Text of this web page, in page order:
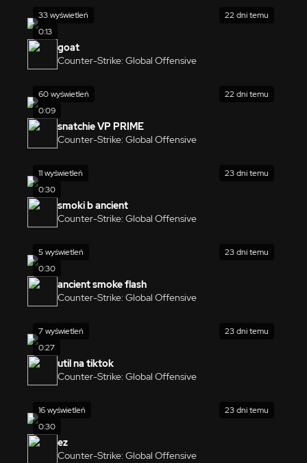
0:13
33 wyświetleń 22 dni temu
goat
Counter-Strike: Global Offensive
0:09
60 wyświetleń 22 dni temu
snatchie VP PRIME
Counter-Strike: Global Offensive
0:30
11 wyświetleń 23 dni temu
smoki b ancient
Counter-Strike: Global Offensive
0:30
5 wyświetleń 23 dni temu
ancient smoke flash
Counter-Strike: Global Offensive
0:27
7 wyświetleń 23 dni temu
util na tiktok
Counter-Strike: Global Offensive
0:30
16 wyświetleń 23 dni temu
ez
Counter-Strike: Global Offensive